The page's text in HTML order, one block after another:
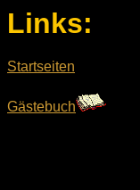
Links:
Startseiten
Gästebuch